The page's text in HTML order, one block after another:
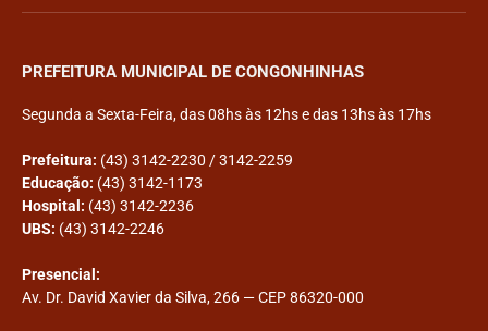
PREFEITURA MUNICIPAL DE CONGONHINHAS
Segunda a Sexta-Feira, das 08hs às 12hs e das 13hs às 17hs
Prefeitura: (43) 3142-2230 / 3142-2259
Educação: (43) 3142-1173
Hospital: (43) 3142-2236
UBS: (43) 3142-2246
Presencial:
Av. Dr. David Xavier da Silva, 266 — CEP 86320-000